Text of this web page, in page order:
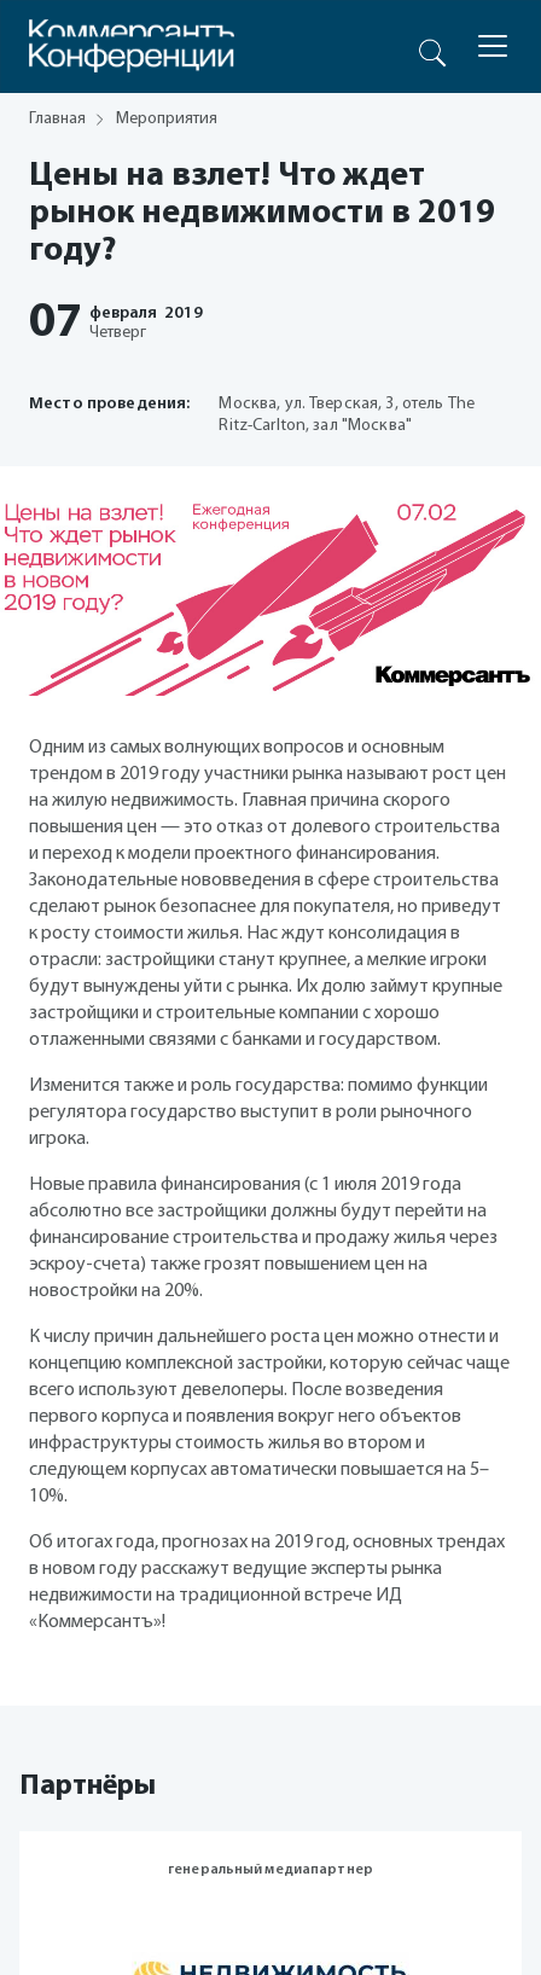
Главная Мероприятия
Цены на взлет! Что ждет
рынок недвижимости в 2019
году?
07 февраля 2019
Четверг
Место проведения:
Москва, ул. Тверская, 3, отель The
Ritz-Carlton, зал "Москва"
Одним из самых волнующих вопросов и основным
трендом в 2019 году участники рынка называют рост цен
на жилую недвижимость. Главная причина скорого
повышения цен — это отказ от долевого строительства
и переход к модели проектного финансирования.
Законодательные нововведения в сфере строительства
сделают рынок безопаснее для покупателя, но приведут
к росту стоимости жилья. Нас ждут консолидация в
отрасли: застройщики станут крупнее, а мелкие игроки
будут вынуждены уйти с рынка. Их долю займут крупные
застройщики и строительные компании с хорошо
отлаженными связями с банками и государством.
Изменится также и роль государства: помимо функции
регулятора государство выступит в роли рыночного
игрока.
Новые правила финансирования (с 1 июля 2019 года
абсолютно все застройщики должны будут перейти на
финансирование строительства и продажу жилья через
эскроу-счета) также грозят повышением цен на
новостройки на 20%.
К числу причин дальнейшего роста цен можно отнести и
концепцию комплексной застройки, которую сейчас чаще
всего используют девелоперы. После возведения
первого корпуса и появления вокруг него объектов
инфраструктуры стоимость жилья во втором и
следующем корпусах автоматически повышается на 5–
10%.
Об итогах года, прогнозах на 2019 год, основных трендах
в новом году расскажут ведущие эксперты рынка
недвижимости на традиционной встрече ИД
«Коммерсантъ»!
Партнёры
генеральный медиапартнер